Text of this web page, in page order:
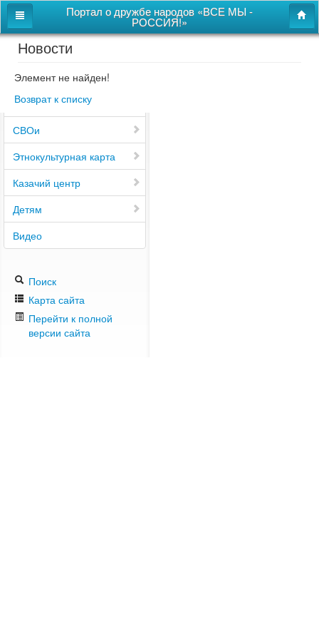
Портал о дружбе народов «ВСЕ МЫ -
РОССИЯ!»
Главная
Дом дружбы народов
Новости
СВОи
Этнокультурная карта
Казачий центр
Детям
Видео
Поиск
Карта сайта
Перейти к полной
версии сайта
Новости
Элемент не найден!
Возврат к списку